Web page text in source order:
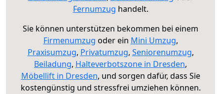
Fernumzug handelt.
Sie können unterstützen bekommen bei einem
Firmenumzug oder ein Mini Umzug,
Praxisumzug, Privatumzug, Seniorenumzug,
Beiladung, Halteverbotszone in Dresden,
Möbellift in Dresden, und sorgen dafür, dass Sie
kostengünstig und stressfrei umziehen können.